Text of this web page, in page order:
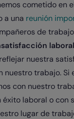
cometido en
a una reunión
de
nuestra
nuestro trabajo. Si
con nuestro
éxito laboral o con
lugar de